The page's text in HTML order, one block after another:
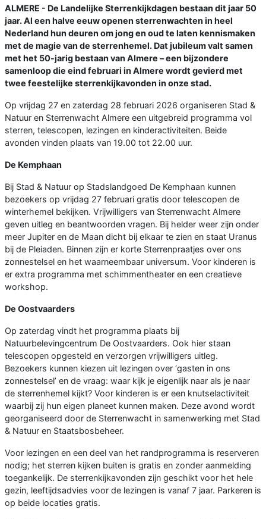
ALMERE - De Landelijke Sterrenkijkdagen bestaan dit jaar 50
jaar. Al een halve eeuw openen sterrenwachten in heel
Nederland hun deuren om jong en oud te laten kennismaken
met de magie van de sterrenhemel. Dat jubileum valt samen
met het 50-jarig bestaan van Almere – een bijzondere
samenloop die eind februari in Almere wordt gevierd met
twee feestelijke sterrenkijkavonden in onze stad.
Op vrijdag 27 en zaterdag 28 februari 2026 organiseren Stad &
Natuur en Sterrenwacht Almere een uitgebreid programma vol
sterren, telescopen, lezingen en kinderactiviteiten. Beide
avonden vinden plaats van 19.00 tot 22.00 uur.
De Kemphaan
Bij Stad & Natuur op Stadslandgoed De Kemphaan kunnen
bezoekers op vrijdag 27 februari gratis door telescopen de
winterhemel bekijken. Vrijwilligers van Sterrenwacht Almere
geven uitleg en beantwoorden vragen. Bij helder weer zijn onder
meer Jupiter en de Maan dicht bij elkaar te zien en staat Uranus
bij de Pleiaden. Binnen zijn er korte Sterrenpraatjes over ons
zonnestelsel en het waarneembaar universum. Voor kinderen is
er extra programma met schimmentheater en een creatieve
workshop.
De Oostvaarders
Op zaterdag vindt het programma plaats bij
Natuurbelevingcentrum De Oostvaarders. Ook hier staan
telescopen opgesteld en verzorgen vrijwilligers uitleg.
Bezoekers kunnen kiezen uit lezingen over ‘gasten in ons
zonnestelsel’ en de vraag: waar kijk je eigenlijk naar als je naar
de sterrenhemel kijkt? Voor kinderen is er een knutselactiviteit
waarbij zij hun eigen planeet kunnen maken. Deze avond wordt
georganiseerd door de Sterrenwacht in samenwerking met Stad
& Natuur en Staatsbosbeheer.
Voor lezingen en een deel van het randprogramma is reserveren
nodig; het sterren kijken buiten is gratis en zonder aanmelding
toegankelijk. De sterrenkijkavonden zijn geschikt voor het hele
gezin, leeftijdsadvies voor de lezingen is vanaf 7 jaar. Parkeren is
op beide locaties gratis.